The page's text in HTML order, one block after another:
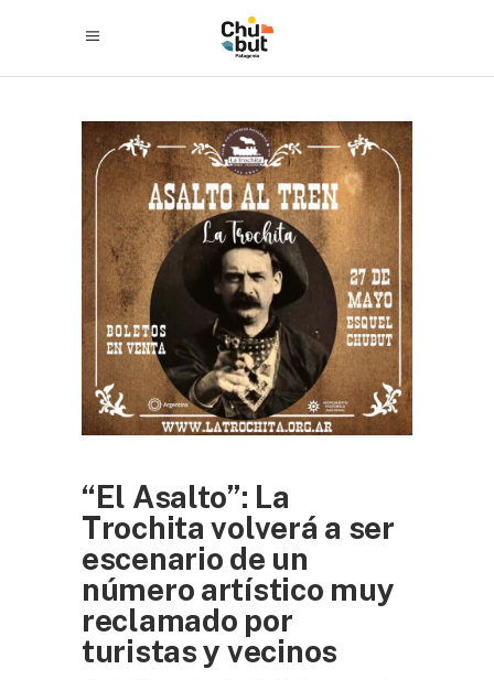
“El Asalto”: La
Trochita volverá a ser
escenario de un
número artístico muy
reclamado por
turistas y vecinos